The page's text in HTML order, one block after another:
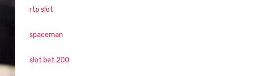
rtp slot
spaceman
slot bet 200